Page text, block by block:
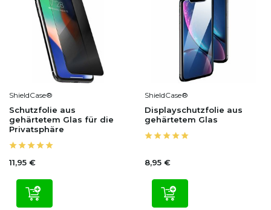
ShieldCase®
Schutzfolie aus
gehärtetem Glas für die
Privatsphäre
11,95 €
ShieldCase®
Displayschutzfolie aus
gehärtetem Glas
8,95 €